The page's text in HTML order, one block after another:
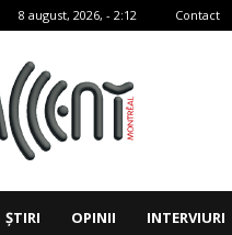
8 august, 2026, - 2:12 Contact
ȘTIRI OPINII INTERVIURI